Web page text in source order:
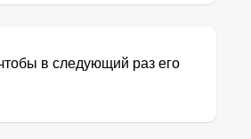
в следующий раз его